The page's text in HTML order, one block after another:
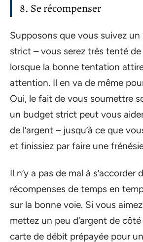
8. Se récompenser
Supposons que vous suivez
strict – vous serez très tenté
lorsque la bonne tentation
attention. Il en va de même
Oui, le fait de vous soumettre
un budget strict peut vous
de l’argent – jusqu’à ce que
et finissiez par faire une
Il n’y a pas de mal à s’accorder
récompenses de temps en
sur la bonne voie. Si vous
mettez un peu d’argent de
carte de débit prépayée pour